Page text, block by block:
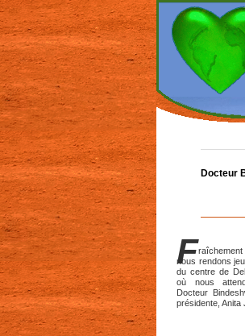
Docteur
F
nous rendons
du centre de
où nous
Docteur
présidente, Anita